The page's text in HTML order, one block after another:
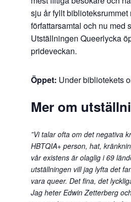
sju år fyllt biblioteksrummet
författarsamtal och nu med
Utställningen Queerlycka
prideveckan.
Öppet: Under bibliotekets
Mer om
”Vi talar ofta om det negativa
HBTQIA+ person, hat,
vår existens är olaglig i 69
utställningen vill jag lyfta det
vara queer. Det fina, det
Jag heter Edwin Zetterberg